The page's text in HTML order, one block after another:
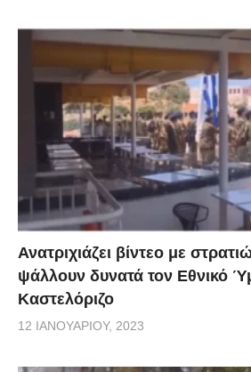
Ανατριχιάζει βίντεο με
ψάλλουν δυνατά τον Εθνικό
Καστελόριζο
12 ΙΑΝΟΥΑΡΊΟΥ, 2023